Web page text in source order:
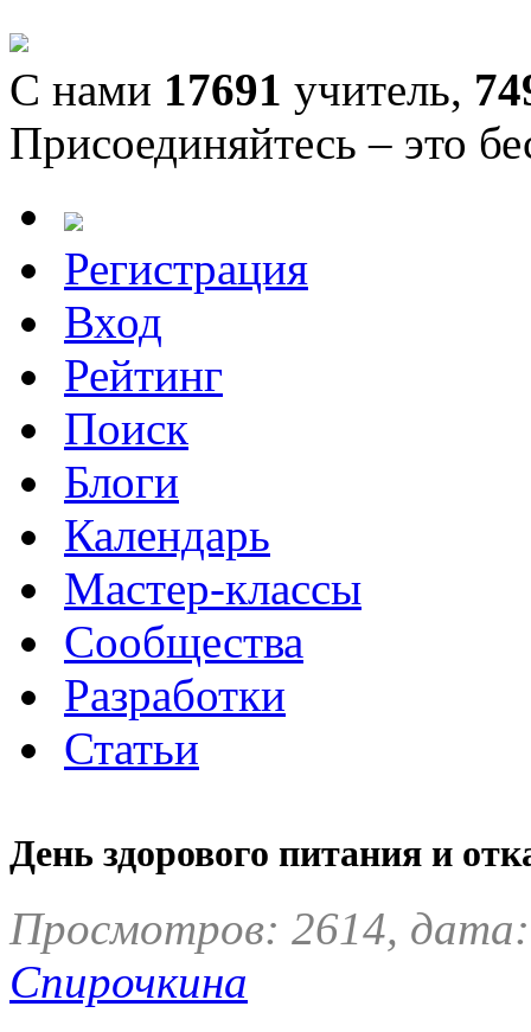
С нами 17691 учитель,
Присоединяйтесь – это
Регистрация
Вход
Рейтинг
Поиск
Блоги
Календарь
Мастер-классы
Сообщества
Разработки
Статьи
День здорового питания и
Просмотров: 2614,
Спирочкина